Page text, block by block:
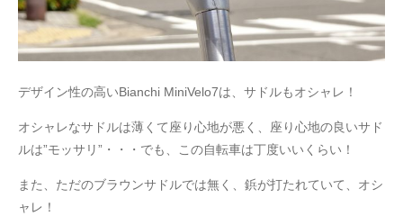
デザイン性の高いBianchi MiniVelo7は、サドルもオシャレ！
オシャレなサドルは薄くて座り心地が悪く、座り心地の良いサド
ルは”モッサリ”・・・でも、この自転車は丁度いいくらい！
また、ただのブラウンサドルでは無く、鋲が打たれていて、オシ
ャレ！